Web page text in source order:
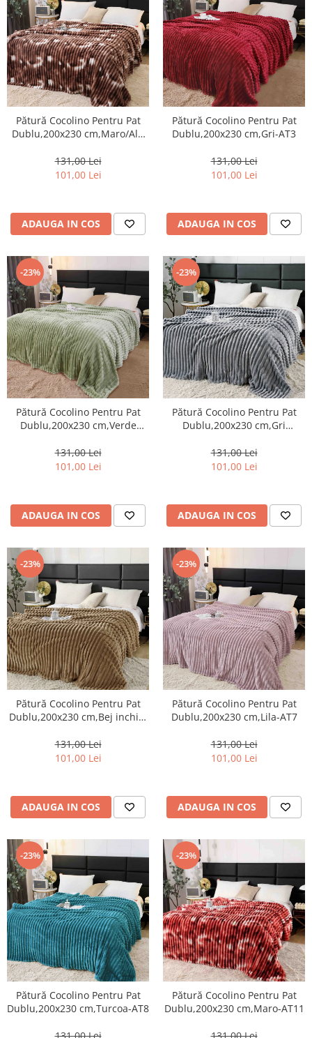
Pătură Cocolino Pentru Pat
Dublu,200x230 cm,Maro/Alb
131,00 Lei
101,00 Lei
ADAUGA IN COS
Pătură Cocolino Pentru Pat
Dublu,200x230 cm,Gri-AT3
131,00 Lei
101,00 Lei
ADAUGA IN COS
-23%
Pătură Cocolino Pentru Pat
Dublu,200x230 cm,Verde
131,00 Lei
101,00 Lei
ADAUGA IN COS
-23%
Pătură Cocolino Pentru Pat
Dublu,200x230 cm,Gri
131,00 Lei
101,00 Lei
ADAUGA IN COS
-23%
Pătură Cocolino Pentru Pat
Dublu,200x230 cm,Bej inchis-
131,00 Lei
101,00 Lei
ADAUGA IN COS
-23%
Pătură Cocolino Pentru Pat
Dublu,200x230 cm,Lila-AT7
131,00 Lei
101,00 Lei
ADAUGA IN COS
-23%
Pătură Cocolino Pentru Pat
Dublu,200x230 cm,Turcoa-AT8
-23%
Pătură Cocolino Pentru Pat
Dublu,200x230 cm,Maro-AT11